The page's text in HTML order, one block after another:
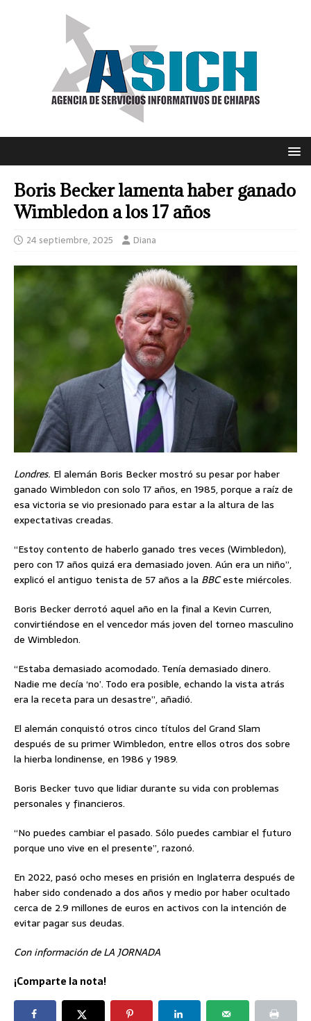
Boris Becker lamenta haber ganado
Wimbledon a los 17 años
24 septiembre, 2025 Diana
Londres. El alemán Boris Becker mostró su pesar por haber
ganado Wimbledon con solo 17 años, en 1985, porque a raíz de
esa victoria se vio presionado para estar a la altura de las
expectativas creadas.
“Estoy contento de haberlo ganado tres veces (Wimbledon),
pero con 17 años quizá era demasiado joven. Aún era un niño”,
explicó el antiguo tenista de 57 años a la BBCeste miércoles.
Boris Becker derrotó aquel año en la final a Kevin Curren,
convirtiéndose en el vencedor más joven del torneo masculino
de Wimbledon.
“Estaba demasiado acomodado. Tenía demasiado dinero.
Nadie me decía ‘no’. Todo era posible, echando la vista atrás
era la receta para un desastre”, añadió.
El alemán conquistó otros cinco títulos del Grand Slam
después de su primer Wimbledon, entre ellos otros dos sobre
la hierba londinense, en 1986 y 1989.
Boris Becker tuvo que lidiar durante su vida con problemas
personales y financieros.
“No puedes cambiar el pasado. Sólo puedes cambiar el futuro
porque uno vive en el presente”, razonó.
En 2022, pasó ocho meses en prisión en Inglaterra después de
haber sido condenado a dos años y medio por haber ocultado
cerca de 2.9 millones de euros en activos con la intención de
evitar pagar sus deudas.
Con información de LA JORNADA
¡Comparte la nota!